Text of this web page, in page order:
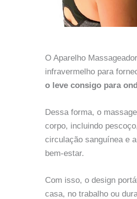
O Aparelho
infravermelho para
o leve consigo para
Dessa forma, o
corpo, incluindo
circulação sanguínea e
bem-estar.
Com isso, o design
casa, no trabalho ou